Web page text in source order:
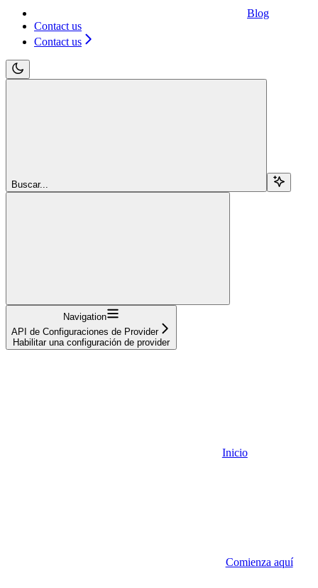
Blog
Contact us
Contact us
Buscar...
Navigation
API de Configuraciones de Provider
Habilitar una configuración de provider
Inicio
Comienza aquí